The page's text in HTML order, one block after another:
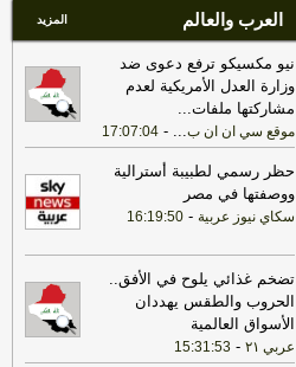
العرب والعالم المزيد
نيو مكسيكو ترفع دعوى ضد
وزارة العدل الأمريكية لعدم
مشاركتها ملفات...
موقع سي ان ان ب...
-
17:07:04
حظر رسمي لطبيبة أسترالية
ووصفتها في مصر
سكاي نيوز عربية -
16:19:50
تضخم غذائي يلوح في الأفق..
الحروب والطقس يهددان
الأسواق العالمية
عربي ٢١ -
15:31:53